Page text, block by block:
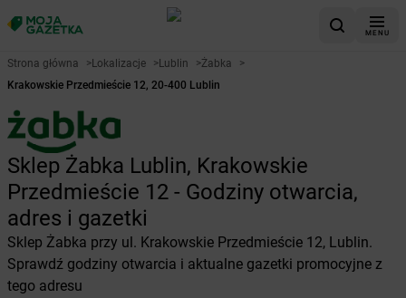
MENU
Strona główna >Lokalizacje >Lublin >Żabka
>
Krakowskie Przedmieście 12, 20-400 Lublin
Sklep Żabka Lublin, Krakowskie
Przedmieście 12 - Godziny otwarcia,
adres i gazetki
Sklep Żabka przy ul. Krakowskie Przedmieście 12, Lublin.
Sprawdź godziny otwarcia i aktualne gazetki promocyjne z
tego adresu